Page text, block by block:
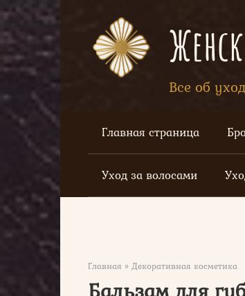
Перейти
к
контенту
Все об
Главная страница
Уход за волосами
Главная » Декоративная косметика